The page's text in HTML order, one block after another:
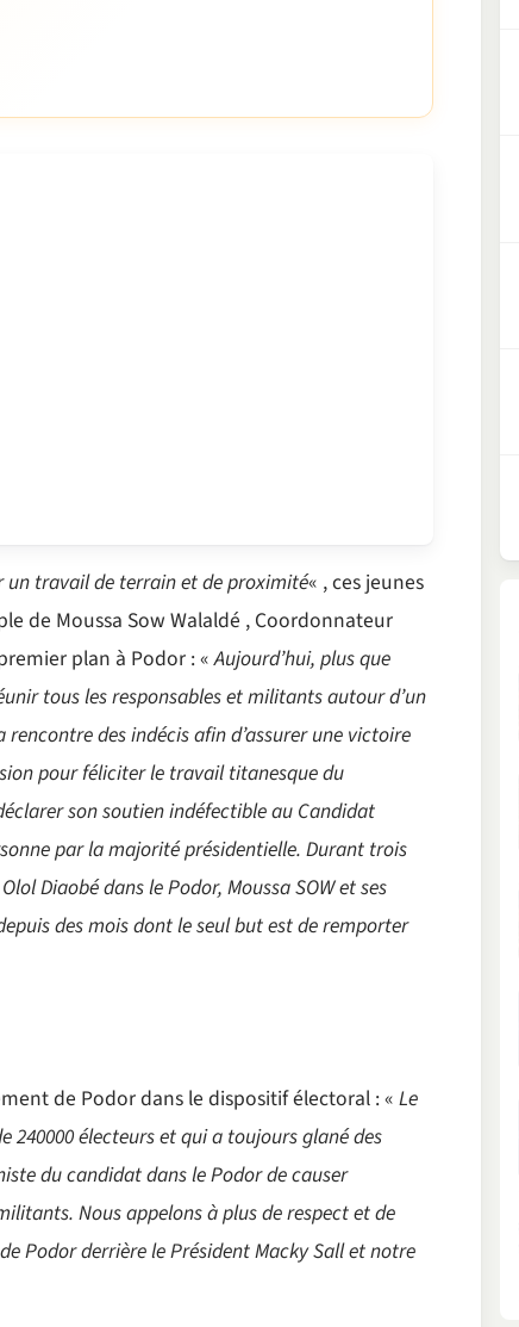
un travail de terrain et de proximité« , ces jeunes
de Moussa Sow Walaldé , Coordonnateur
plan à Podor : «Aujourd’hui, plus que
tous les responsables et militants autour d’un
des indécis afin d’assurer une victoire
pour féliciter le travail titanesque du
son soutien indéfectible au Candidat
par la majorité présidentielle. Durant trois
Diaobé dans le Podor, Moussa SOW et ses
des mois dont le seul but est de remporter
de Podor dans le dispositif électoral : «Le
électeurs et qui a toujours glané des
du candidat dans le Podor de causer
Nous appelons à plus de respect et de
Podor derrière le Président Macky Sall et notre